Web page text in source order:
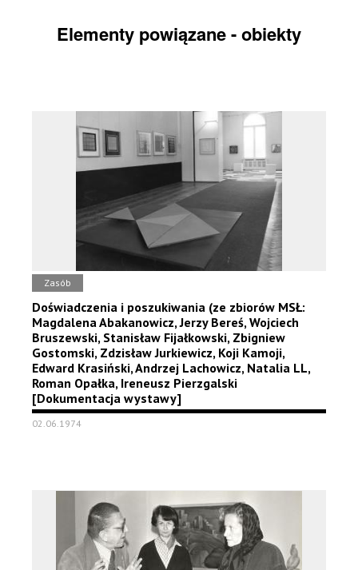
Elementy powiązane - obiekty
Zasób
Doświadczenia i poszukiwania (ze zbiorów MSŁ:
Magdalena Abakanowicz, Jerzy Bereś, Wojciech
Bruszewski, Stanisław Fijałkowski, Zbigniew
Gostomski, Zdzisław Jurkiewicz, Koji Kamoji,
Edward Krasiński, Andrzej Lachowicz, Natalia LL,
Roman Opałka, Ireneusz Pierzgalski
[Dokumentacja wystawy]
02.06.1974